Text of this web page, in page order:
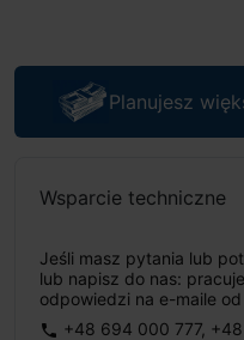
Planujesz
Wsparcie techniczne
Jeśli masz pytania lub
lub napisz do nas:
odpowiedzi na e-maile
phone +48 694 000 777,